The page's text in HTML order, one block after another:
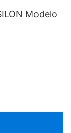
Modelo